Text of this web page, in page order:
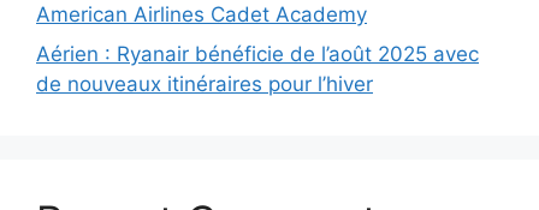
American Airlines Cadet Academy
Aérien : Ryanair bénéficie de l’août 2025 avec
de nouveaux itinéraires pour l’hiver